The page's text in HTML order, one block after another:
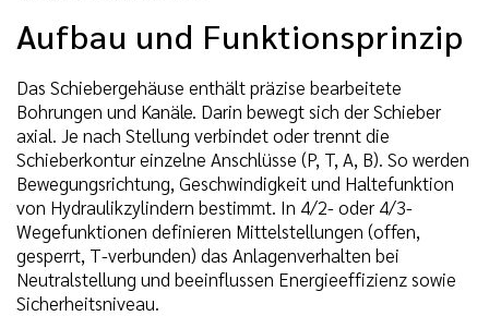
Aufbau und Funktionsprinzip
Das Schiebergehäuse enthält präzise bearbeitete
Bohrungen und Kanäle. Darin bewegt sich der Schieber
axial. Je nach Stellung verbindet oder trennt die
Schieberkontur einzelne Anschlüsse (P, T, A, B). So werden
Bewegungsrichtung, Geschwindigkeit und Haltefunktion
von Hydraulikzylindern bestimmt. In 4/2- oder 4/3-
Wegefunktionen definieren Mittelstellungen (offen,
gesperrt, T-verbunden) das Anlagenverhalten bei
Neutralstellung und beeinflussen Energieeffizienz sowie
Sicherheitsniveau.